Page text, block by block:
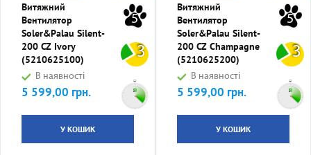
5
3
Витяжний
Вентилятор
Soler&Palau Silent-
200 CZ Ivory
(5210625100)
В наявності
Ціна
5 599,00 грн.
У КОШИК
5
3
Витяжний
Вентилятор
Soler&Palau Silent-
200 CZ Champagne
(5210625200)
В наявності
Ціна
5 599,00 грн.
У КОШИК